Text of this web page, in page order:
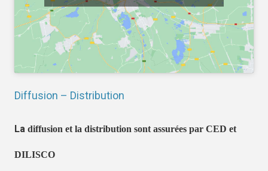
Diffusion – Distribution
La diffusion et la distribution sont assurées par CED et
DILISCO